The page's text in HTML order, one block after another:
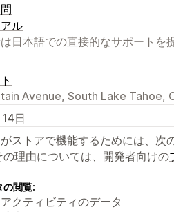
ル
日本語での直接的なサポートを
Avenue, South Lake Tahoe,
日
ストアで機能するためには、次
の理由については、開発者向けの
の閲覧:
クティビティのデータ